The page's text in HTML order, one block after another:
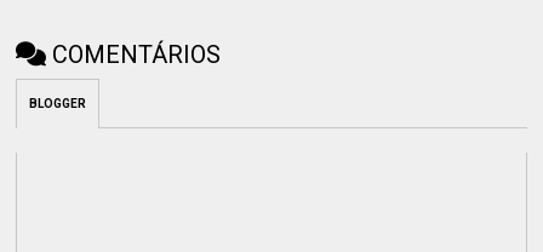
COMENTÁRIOS
BLOGGER